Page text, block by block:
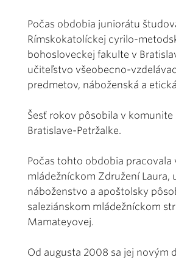
Počas obdobia juniorátu
Rímskokatolíckej cyrilo-
bohosloveckej fakulte v
učiteľstvo všeobecno-
predmetov, náboženská a
Šesť rokov pôsobila v komunite
Bratislave-Petržalke.
Počas tohto obdobia pracovala
mládežníckom Združení Laura,
náboženstvo a apoštolsky
saleziánskom mládežníckom
Mamateyovej.
Od augusta 2008 sa jej novým